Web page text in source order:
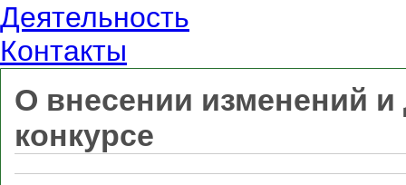
Деятельность
Контакты
О внесении изменений
конкурсе